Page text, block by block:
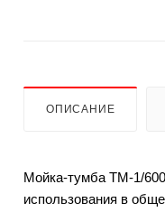
ОПИСАНИЕ
Мойка-тумба ТМ-1/
использования в